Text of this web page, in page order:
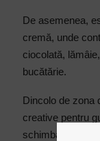
De asemenea,
cremă, unde
ciocolată,
bucătărie.
Dincolo de zona
creative pentru
schimba